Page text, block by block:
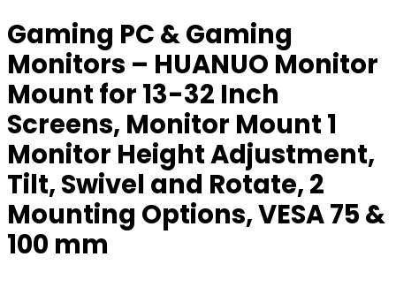
Gaming PC & Gaming
Monitors – HUANUO Monitor
Mount for 13-32 Inch
Screens, Monitor Mount 1
Monitor Height Adjustment,
Tilt, Swivel and Rotate, 2
Mounting Options, VESA 75 &
100 mm